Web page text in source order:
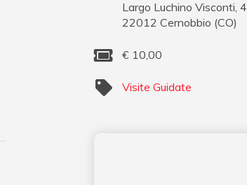
Largo Luchino Visconti, 4
22012 Cernobbio (CO)
€ 10,00
Visite Guidate